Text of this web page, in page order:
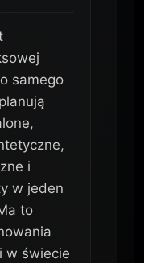
samego
i
w jeden
to
w świecie